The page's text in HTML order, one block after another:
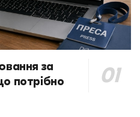
за
потрібно